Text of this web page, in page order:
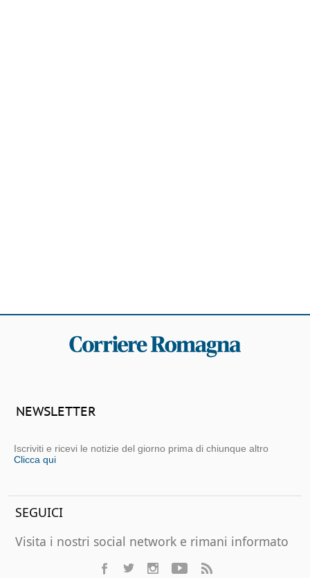
NEWSLETTER
Iscriviti e ricevi le notizie del giorno prima di chiunque altro
Clicca qui
SEGUICI
Visita i nostri social network e rimani informato